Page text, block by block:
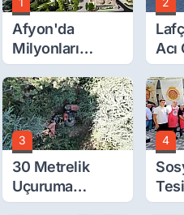
Afyon'da
Milyonları
İlgilendiren
Açıklama! Tarih
Netleşti!
Acı
3
30 Metrelik
Uçuruma
Yuvarlanan
4